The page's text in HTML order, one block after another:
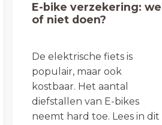
E-bike verzekering: wel
of niet doen?
De elektrische fiets is
populair, maar ook
kostbaar. Het aantal
diefstallen van E-bikes
neemt hard toe. Lees in dit